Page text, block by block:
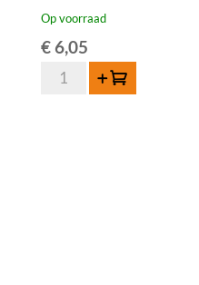
Op voorraad
€6,05
Oud
Toevoegen